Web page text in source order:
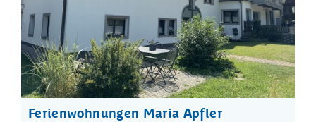
Ferienwohnungen Maria Apfler